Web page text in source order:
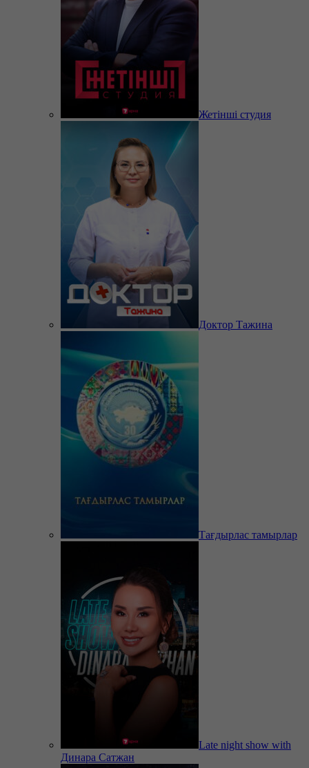
Жетінші студия
Доктор Тажина
Тағдырлас тамырлар
Late night show with
Динара Сатжан